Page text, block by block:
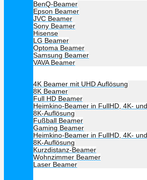
BenQ-Beamer
Epson Beamer
JVC Beamer
Sony Beamer
Hisense
LG Beamer
Optoma Beamer
Samsung Beamer
VAVA Beamer
4K Beamer mit UHD Auflösung
8K Beamer
Full HD Beamer
Heimkino-Beamer in FullHD, 4K- und
8K-Auflösung
Fußball Beamer
Gaming Beamer
Heimkino-Beamer in FullHD, 4K- und
8K-Auflösung
Kurzdistanz-Beamer
Wohnzimmer Beamer
Laser Beamer